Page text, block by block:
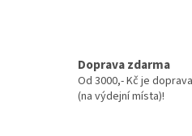
Doprava zdarma
Od 3000,- Kč je
(na výdejní místa)!